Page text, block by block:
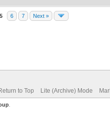
5 6 7 Next »
to Top Lite (Archive) Mode